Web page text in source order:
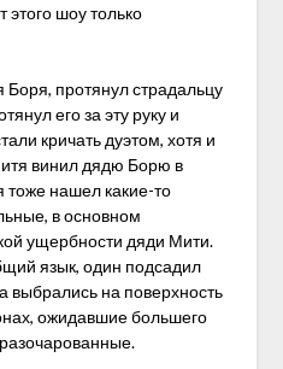
этого шоу только
протянул страдальцу
его за эту руку и
кричать дуэтом, хотя и
винил дядю Борю в
тоже нашел какие-то
в основном
ущербности дяди Мити.
язык, один подсадил
выбрались на поверхность
ожидавшие большего